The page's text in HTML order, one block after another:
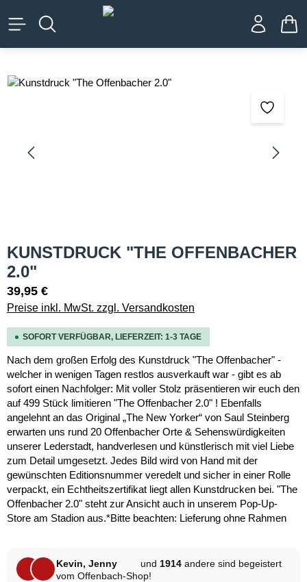
springen
Bildergalerie überspringen
KUNSTDRUCK "THE OFFENBACHER
2.0"
39,95 €
Preise inkl. MwSt. zzgl. Versandkosten
SOFORT VERFÜGBAR, LIEFERZEIT: 1-3 TAGE
Nach dem großen Erfolg des Kunstdruck "The Offenbacher" -
welcher in wenigen Tagen restlos ausverkauft war - gibt es ab
sofort einen Nachfolger: Mit voller Stolz präsentieren wir euch den
auf 499 Stück limitieren "The Offenbacher 2.0" ! Ebenfalls
angelehnt an das Original „The New Yorker“ von Saul Steinberg
erwarten uns rund 20 Offenbacher Orte & Sehenswürdigkeiten
unserer Lederstadt, handverlesen und künstlerisch mit viel Liebe
zum Detail umgesetzt. Jedes Bild wird von Hand mit der
gewünschten Editionsnummer veredelt und sicher in einer Rolle
verpackt, ein Echtheitszertifikat liegt allen Kunstdrucken bei. "The
Offenbacher 2.0" steht zur Ansicht auch in unserem Pop-Up-
Store am Stadion aus.*Bitte beachten: Lieferung ohne Rahmen
Kevin, Jenny und 1914 andere sind begeistert
vom Offenbach-Shop!